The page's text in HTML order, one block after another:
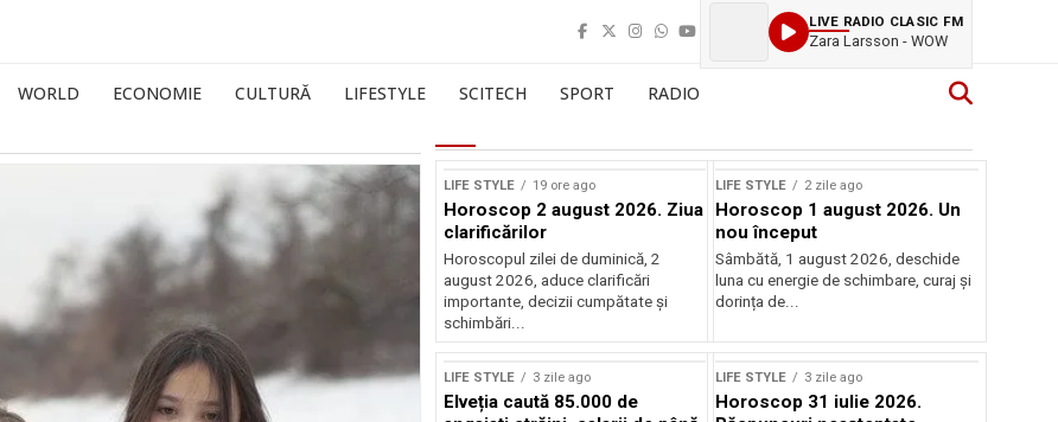
LIVE RADIO CLASIC FM
Zara Larsson - WOW
WORLD ECONOMIE CULTURĂ LIFESTYLE SCITECH SPORT RADIO
LIFE STYLE 19 ore ago
Horoscop 2 august 2026. Ziua
clarificărilor
Horoscopul zilei de duminică, 2
august 2026, aduce clarificări
importante, decizii cumpătate și
schimbări...
LIFE STYLE 2 zile ago
Horoscop 1 august 2026. Un
nou început
Sâmbătă, 1 august 2026, deschide
luna cu energie de schimbare, curaj și
dorința de...
LIFE STYLE 3 zile ago
Elveția caută 85.000 de
LIFE STYLE 3 zile ago
Horoscop 31 iulie 2026.